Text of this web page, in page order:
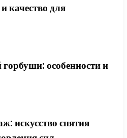
качество для
особенности и
искусство снятия